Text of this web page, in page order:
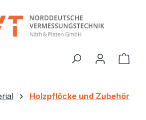
Holzpflöcke und Zubehör